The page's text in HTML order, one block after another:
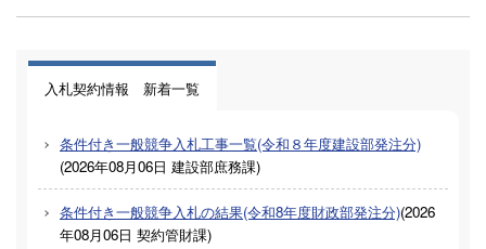
入札契約情報 新着一覧
条件付き一般競争入札工事一覧(令和８年度建設部発注分)
(2026年08月06日 建設部庶務課)
条件付き一般競争入札の結果(令和8年度財政部発注分)(2026
年08月06日 契約管財課)